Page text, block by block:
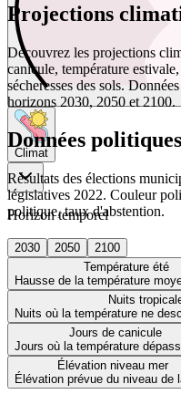
Climat
Horizon temporel
2030 2050
2100
Température été
Hausse de la température
Nuits
Nuits où la température ne
Jours de canicule
Jours où la température
Élévation niveau mer
Élévation prévue du niveau de
Projections
Découvrez les projections
canicule, température
sécheresses des sols.
horizons 2030, 2050 et 2100.
Données politiques
Résultats des élections
législatives 2022. Couleur
politique, taux d'abstention.